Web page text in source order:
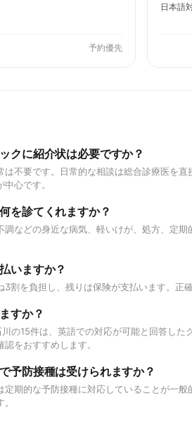
予約優先
日本語
クに紹介状は必要ですか？
は不要です。日常的な相談は総合診療医を
心です。
を診てくれますか？
調などの身近な病気、軽いけが、処方、定
いますか？
割を負担し、残りは保険が支払います。正
すか？
の15件は、英語での対応が可能と回答した
をおすすめします。
予防接種は受けられますか？
定期的な予防接種に対応していることが一